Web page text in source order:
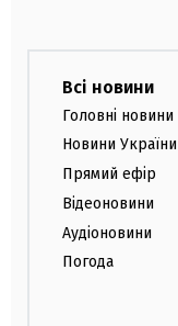
Всі новини
Головні новини
Новини України
Прямий ефір
Відеоновини
Аудіоновини
Погода